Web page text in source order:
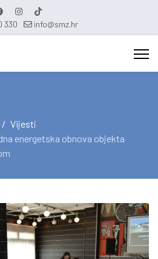
330 info@smz.hr
Vijesti
energetska obnova objekta